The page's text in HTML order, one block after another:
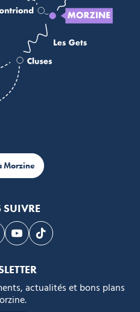
Morzine
sur Facebook
nous sur Instagram
Suivez-nous sur Youtube
Suivez-nous sur
actualités et bons plans